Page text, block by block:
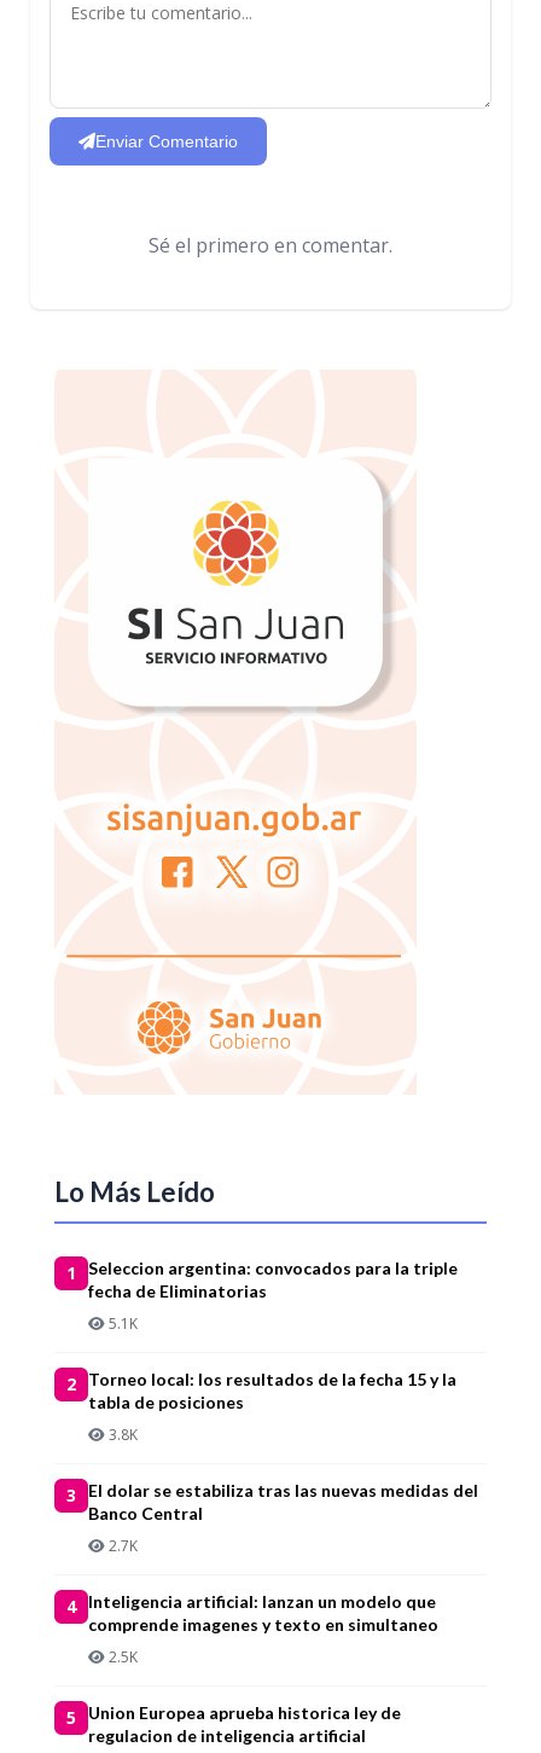
Enviar Comentario
Sé el primero en comentar.
Lo Más Leído
1
Seleccion argentina: convocados para la triple
fecha de Eliminatorias
5.1K
2
Torneo local: los resultados de la fecha 15 y la
tabla de posiciones
3.8K
3
El dolar se estabiliza tras las nuevas medidas del
Banco Central
2.7K
4
Inteligencia artificial: lanzan un modelo que
comprende imagenes y texto en simultaneo
2.5K
5
Union Europea aprueba historica ley de
regulacion de inteligencia artificial